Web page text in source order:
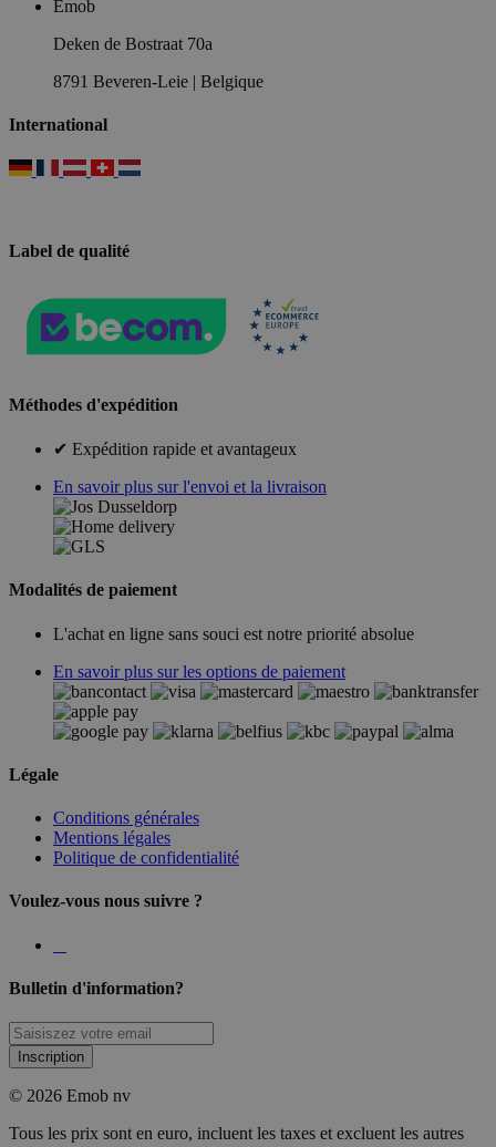
Emob
Deken de Bostraat 70a
8791 Beveren-Leie | Belgique
International
Label de qualité
Méthodes d'expédition
✔ Expédition rapide et avantageux
En savoir plus sur l'envoi et la livraison
Modalités de paiement
L'achat en ligne sans souci est notre priorité absolue
En savoir plus sur les options de paiement
Légale
Conditions générales
Mentions légales
Politique de confidentialité
Voulez-vous nous suivre ?
Bulletin d'information?
Inscription
© 2026 Emob nv
Tous les prix sont en euro, incluent les taxes et excluent les autres